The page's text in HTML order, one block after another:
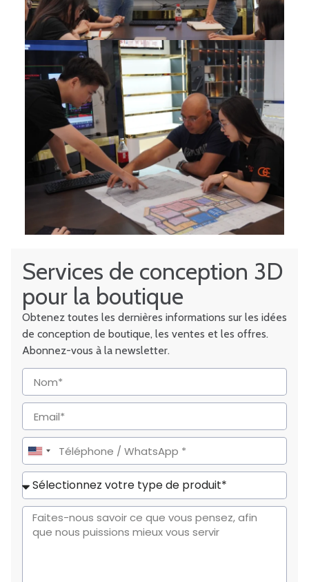
Services de conception 3D
pour la boutique
Obtenez toutes les dernières informations sur les idées
de conception de boutique, les ventes et les offres.
Abonnez-vous à la newsletter.
United
States
+1